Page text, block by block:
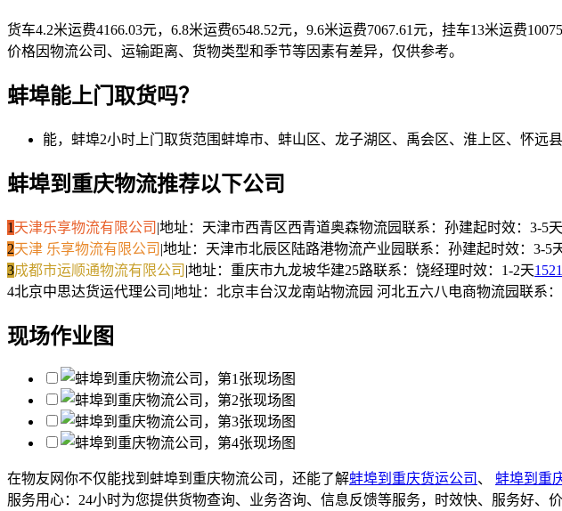
货车4.2米运费4166.03元，6.8米运费6548.52元，9.6米运费7067.61元，挂车13米运费
价格因物流公司、运输距离、货物类型和季节等因素有差异，仅供参考。
蚌埠能上门取货吗？
能，蚌埠2小时上门取货范围蚌埠市、蚌山区、龙子湖区、禹会区、淮上区、怀远
蚌埠到重庆物流推荐以下公司
1 天津乐享物流有限公司 |地址：天津市西青区西青道奥森物流园联系：孙建起时效：3-5天
2天津 乐享物流有限公司 |地址：天津市北辰区陆路港物流产业园联系：孙建起时效：3-5
3成都市运顺通物流有限公司 |地址：重庆市九龙坡华建25路联系：饶经理时效：1-2天
4北京中思达货运代理公司 |地址：北京丰台汉龙南站物流园 河北五六八电商物流园联系
现场作业图
在物友网你不仅能找到蚌埠到重庆物流公司，还能了解蚌埠到重庆货运公司 、 蚌埠到重
服务用心： 24小时为您提供货物查询、业务咨询、信息反馈等服务，时效快、服务好、